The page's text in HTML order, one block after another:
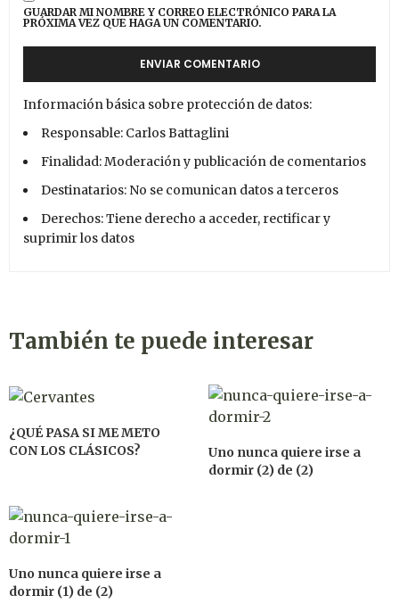
GUARDAR MI NOMBRE Y CORREO ELECTRÓNICO PARA LA
PRÓXIMA VEZ QUE HAGA UN COMENTARIO.
Información básica sobre protección de datos:
Responsable: Carlos Battaglini
Finalidad: Moderación y publicación de comentarios
Destinatarios: No se comunican datos a terceros
Derechos: Tiene derecho a acceder, rectificar y
suprimir los datos
También te puede interesar
¿QUÉ PASA SI ME METO
CON LOS CLÁSICOS?
Uno nunca quiere irse a
dormir (2) de (2)
Uno nunca quiere irse a
dormir (1) de (2)